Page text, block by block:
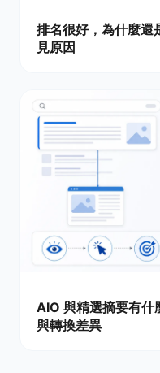
排名很好，為什麼還
見原因
AIO 與精選摘要有什
與轉換差異